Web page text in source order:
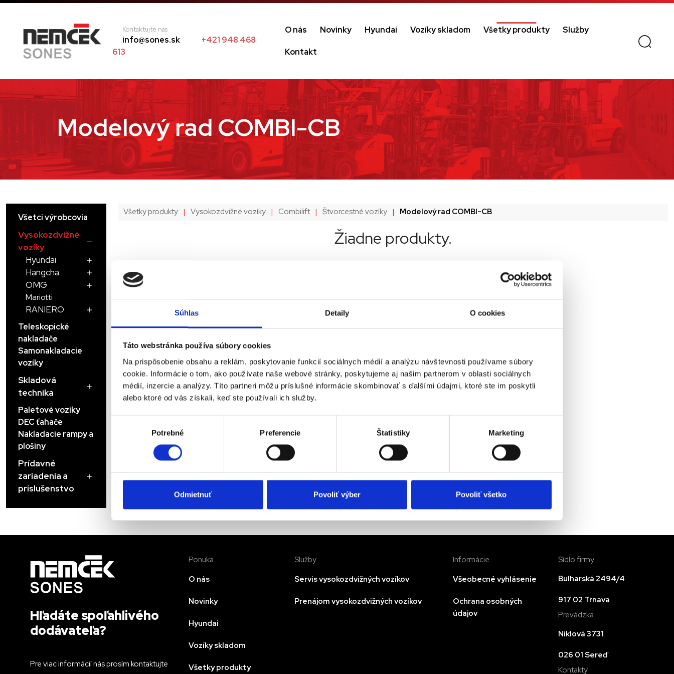
Súhlas Detaily O cookies
Táto webstránka používa súbory cookies
Na prispôsobenie obsahu a reklám, poskytovanie funkcií sociálnych médií a analýzu návštevnosti používame súbory
cookie. Informácie o tom, ako používate naše webové stránky, poskytujeme aj našim partnerom v oblasti sociálnych
médií, inzercie a analýzy. Títo partneri môžu príslušné informácie skombinovať s ďalšími údajmi, ktoré ste im poskytli
alebo ktoré od vás získali, keď ste používali ich služby.
Potrebné Preferencie Štatistiky Marketing
Odmietnuť Povoliť výber Povoliť všetko
Kontaktujte nás
info@sones.sk
+421 948 468
613
O nás Novinky Hyundai Vozíky skladom Všetky produkty Služby
Kontakt
Modelový rad COMBI-CB
Všetci výrobcovia
Vysokozdvižné
vozíky
Hyundai
Hangcha
OMG
Mariotti
RANIERO
Teleskopické
nakladače
Samonakladacie
vozíky
Skladová
technika
Paletové vozíky
DEC ťahače
Nakladacie rampy a
plošiny
Prídavné
zariadenia a
príslušenstvo
Všetky produkty | Vysokozdvižné vozíky | Combilift | Štvorcestné vozíky | Modelový rad COMBI-CB
Žiadne produkty.
Hľadáte spoľahlivého
dodávateľa?
Pre viac informácií nás prosím kontaktujte
Ponuka
O nás
Novinky
Hyundai
Vozíky skladom
Všetky produkty
Služby
Servis vysokozdvižných vozíkov
Prenájom vysokozdvižných vozíkov
Informácie
Všeobecné vyhlásenie
Ochrana osobných
údajov
Sídlo firmy
Bulharská 2494/4
917 02 Trnava
Prevádzka
Niklová 3731
026 01 Sereď
Kontakty